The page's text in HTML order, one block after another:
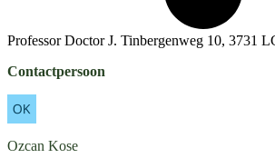
Professor Doctor J. Tinbergenweg 10, 3731
Contactpersoon
Ozcan Kose